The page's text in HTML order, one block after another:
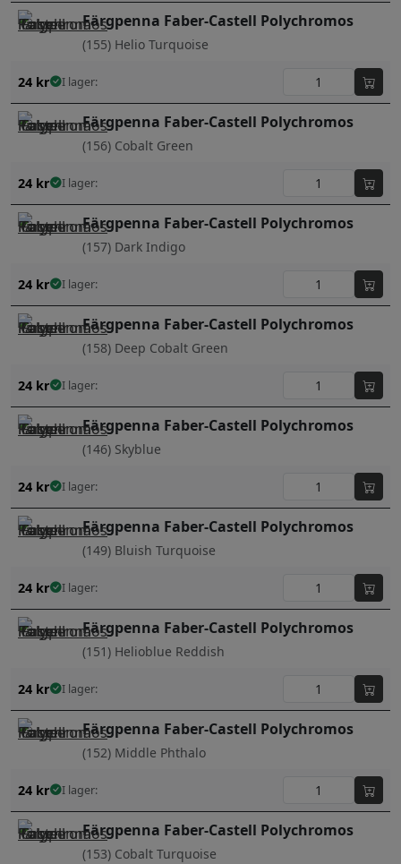
Färgpenna Faber-Castell Polychromos
(155) Helio Turquoise
24 kr I lager:
Färgpenna Faber-Castell Polychromos
(156) Cobalt Green
24 kr I lager:
Färgpenna Faber-Castell Polychromos
(157) Dark Indigo
24 kr I lager:
Färgpenna Faber-Castell Polychromos
(158) Deep Cobalt Green
24 kr I lager:
Färgpenna Faber-Castell Polychromos
(146) Skyblue
24 kr I lager:
Färgpenna Faber-Castell Polychromos
(149) Bluish Turquoise
24 kr I lager:
Färgpenna Faber-Castell Polychromos
(151) Helioblue Reddish
24 kr I lager:
Färgpenna Faber-Castell Polychromos
(152) Middle Phthalo
24 kr I lager:
Färgpenna Faber-Castell Polychromos
(153) Cobalt Turquoise